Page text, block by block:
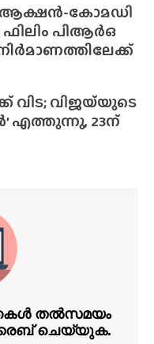
ആക്ഷൻ-കോമഡി
ഫിലിം പിആർഒ
വിട; വിജയ്‌യുടെ
എത്തുന്നു, 23ന്
തൽസമയം
ചെയ്യുക.